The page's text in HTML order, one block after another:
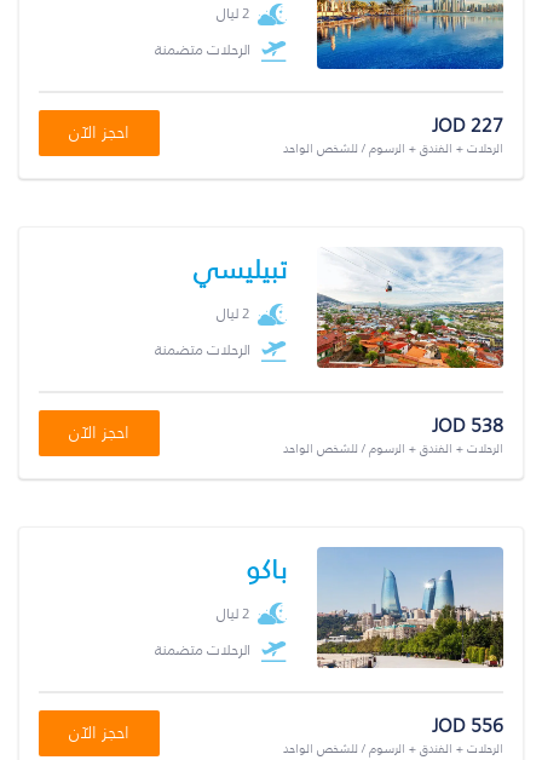
2 ليال
الرحلات متضمنة
JOD 227
الرحلات + الفندق + الرسوم / للشخص الواحد
احجز الآن
تبيليسي
2 ليال
الرحلات متضمنة
JOD 538
الرحلات + الفندق + الرسوم / للشخص الواحد
احجز الآن
باكو
2 ليال
الرحلات متضمنة
JOD 556
الرحلات + الفندق + الرسوم / للشخص الواحد
احجز الآن